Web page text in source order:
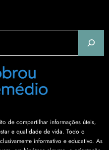
de compartilhar informações úteis,
e qualidade de vida. Todo o
informativo e educativo. As